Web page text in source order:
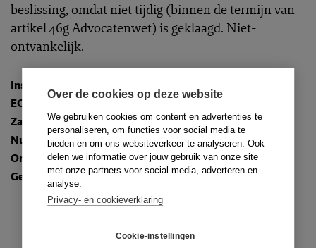
Over de cookies op deze website
We gebruiken cookies om content en advertenties te
personaliseren, om functies voor social media te
bieden en om ons websiteverkeer te analyseren. Ook
delen we informatie over jouw gebruik van onze site
met onze partners voor social media, adverteren en
analyse.
Privacy- en cookieverklaring
Cookie-instellingen
beslissing, omdat niet tijdig (binnen de termijn van
artikel 46g Advocatenwet) is geklaagd. Niet-
ontvankelijk.
Instantie
ECLI
ECLI:NL:TAHVD:2024:255
Zaaknummer: 240083
Nummer: TR-2024-0983
Onderwerpen:2.1. Zorg voor de cliënt
Gedragsregels: art. 10a lid 1, kernwaarden